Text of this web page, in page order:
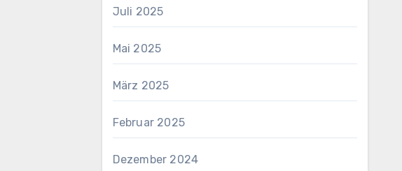
Juli 2025
Mai 2025
März 2025
Februar 2025
Dezember 2024